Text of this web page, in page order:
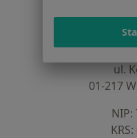
Kontakt
ul.
01-217
NIP: